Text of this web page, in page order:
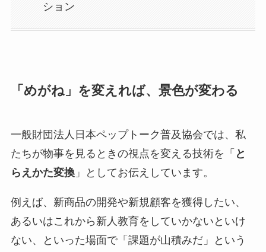
ション
「めがね」を変えれば、景色が変わる
一般財団法人日本ペップトーク普及協会では、私
たちが物事を見るときの視点を変える技術を「 と
らえかた変換」としてお伝えしています。
例えば、新商品の開発や新規顧客を獲得したい、
あるいはこれから新人教育をしていかないといけ
ない、といった場面で「課題が山積みだ」という